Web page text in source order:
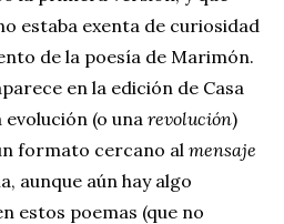
estaba exenta de curiosidad
de la poesía de Marimón.
en la edición de Casa
(o una revolución)
formato cercano al mensaje
aunque aún hay algo
estos poemas (que no